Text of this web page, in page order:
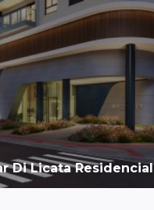
Di Licata Residencial